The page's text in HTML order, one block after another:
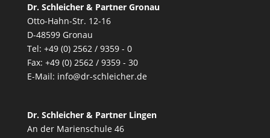
Dr. Schleicher & Partner Gronau
Otto-Hahn-Str. 12-16
D-48599 Gronau
Tel: +49 (0) 2562 / 9359 - 0
Fax: +49 (0) 2562 / 9359 - 30
E-Mail: info@dr-schleicher.de
Dr. Schleicher & Partner Lingen
An der Marienschule 46